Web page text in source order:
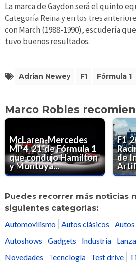
La marca de Gaydon será el quinto
Categoría Reina y en los tres
con March (1988-1990), escudería
tuvo buenos resultados.
Adrian Newey F1 Fórmula 1
Marco Robles
McLaren-Mercedes
MP4-21 de Fórmula 1
que condujo Hamilton
y Montoya...
F1
de
Puedes recorrer más noticias
siguientes categorías:
Automovilismo Autos clásicos
Autos
Autoshows
Gadgets Industria
Novedades
Tecnología Test drive